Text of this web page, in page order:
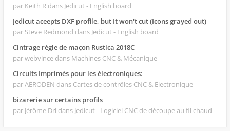
par Keith R dans Jedicut - English board
Jedicut aceepts DXF profile, but It won't cut (Icons grayed out)
par Steve Redmond dans Jedicut - English board
Cintrage règle de maçon Rustica 2018C
par webvince dans Machines CNC & Mécanique
Circuits Imprimés pour les électroniques:
par AERODEN dans Cartes de contrôles CNC & Electronique
bizarerie sur certains profils
par Jérôme Dri dans Jedicut - Logiciel CNC de découpe au fil chaud